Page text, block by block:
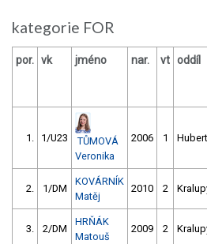
kategorie FOR
por. vk jméno nar. vt oddíl
1. 1/U23
TŮMOVÁ
Veronika
2006 1
2. 1/DM
KOVÁRNÍK
Matěj
2010 2
3. 2/DM
HRŇÁK
Matouš
2009 2